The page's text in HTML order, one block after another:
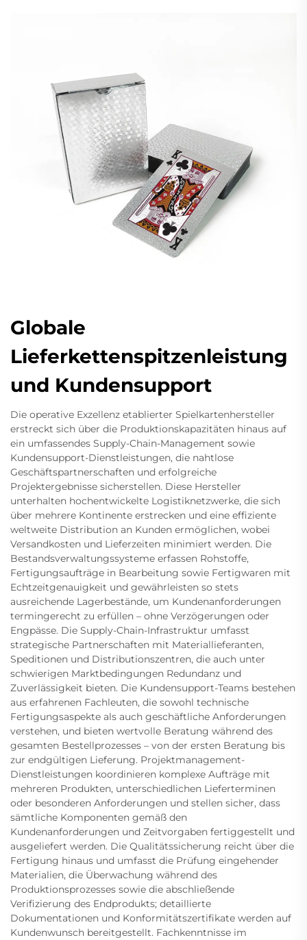
Globale
Lieferkettenspitzenleistung
und Kundensupport
Die operative Exzellenz etablierter Spielkartenhersteller
erstreckt sich über die Produktionskapazitäten hinaus auf
ein umfassendes Supply-Chain-Management sowie
Kundensupport-Dienstleistungen, die nahtlose
Geschäftspartnerschaften und erfolgreiche
Projektergebnisse sicherstellen. Diese Hersteller
unterhalten hochentwickelte Logistiknetzwerke, die sich
über mehrere Kontinente erstrecken und eine effiziente
weltweite Distribution an Kunden ermöglichen, wobei
Versandkosten und Lieferzeiten minimiert werden. Die
Bestandsverwaltungssysteme erfassen Rohstoffe,
Fertigungsaufträge in Bearbeitung sowie Fertigwaren mit
Echtzeitgenauigkeit und gewährleisten so stets
ausreichende Lagerbestände, um Kundenanforderungen
termingerecht zu erfüllen – ohne Verzögerungen oder
Engpässe. Die Supply-Chain-Infrastruktur umfasst
strategische Partnerschaften mit Materiallieferanten,
Speditionen und Distributionszentren, die auch unter
schwierigen Marktbedingungen Redundanz und
Zuverlässigkeit bieten. Die Kundensupport-Teams bestehen
aus erfahrenen Fachleuten, die sowohl technische
Fertigungsaspekte als auch geschäftliche Anforderungen
verstehen, und bieten wertvolle Beratung während des
gesamten Bestellprozesses – von der ersten Beratung bis
zur endgültigen Lieferung. Projektmanagement-
Dienstleistungen koordinieren komplexe Aufträge mit
mehreren Produkten, unterschiedlichen Lieferterminen
oder besonderen Anforderungen und stellen sicher, dass
sämtliche Komponenten gemäß den
Kundenanforderungen und Zeitvorgaben fertiggestellt und
ausgeliefert werden. Die Qualitätssicherung reicht über die
Fertigung hinaus und umfasst die Prüfung eingehender
Materialien, die Überwachung während des
Produktionsprozesses sowie die abschließende
Verifizierung des Endprodukts; detaillierte
Dokumentationen und Konformitätszertifikate werden auf
Kundenwunsch bereitgestellt. Fachkenntnisse im